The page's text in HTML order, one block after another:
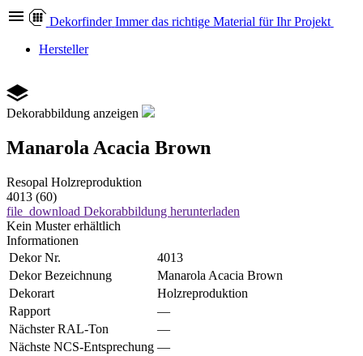
Dekorfinder Immer das richtige Material für Ihr Projekt
Hersteller
Dekorabbildung anzeigen
Manarola Acacia Brown
Resopal Holzreproduktion
4013 (60)
file_download Dekorabbildung herunterladen
Kein Muster erhältlich
Informationen
Dekor Nr.
4013
Dekor Bezeichnung
Manarola Acacia Brown
Dekorart
Holzreproduktion
Rapport
—
Nächster RAL-Ton
—
Nächste NCS-Entsprechung —